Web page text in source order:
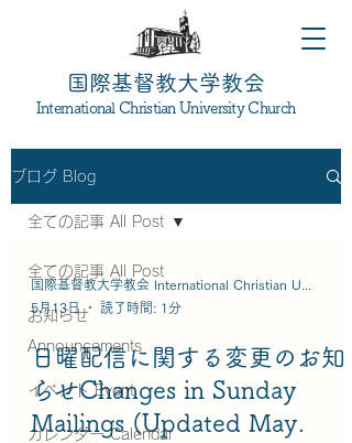
国際基督教大学教会
International Christian University Church
ブログ Blog
全ての記事 All Post
お知らせ
Announcements
イベント Event
カレンダー Calendar
全ての記事 All Post
5月13日
読了時間: 1分
日曜配信に関する変更のお知
らせChanges in Sunday
Mailings (Updated May.